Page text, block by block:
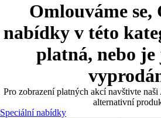
Omlouváme
nabídky v této
platná, nebo
Pro zobrazení platných akcí navštivte
alternativní
Speciální nabídky